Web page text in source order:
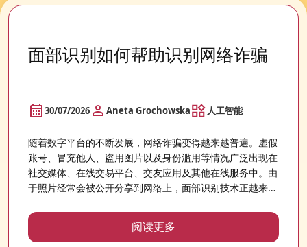
面部识别如何帮助识别网络诈骗
30/07/2026 Aneta Grochowska 人工智能
随着数字平台的不断发展，网络诈骗变得越来越普遍。虚假
账号、冒充他人、盗用图片以及身份滥用等情况广泛出现在
社交媒体、在线交易平台、交友应用及其他在线服务中。由
于照片经常会被公开分享到网络上，面部识别技术正越来越
阅读更多